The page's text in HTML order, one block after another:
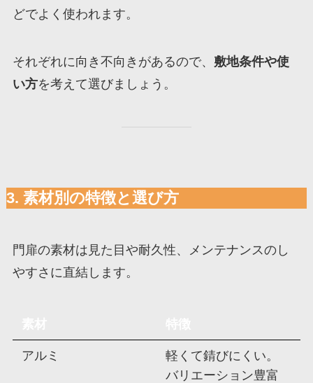
どでよく使われます。
それぞれに向き不向きがあるので、 敷地条件や使
い方を考えて選びましょう。
3. 素材別の特徴と選び方
門扉の素材は見た目や耐久性、メンテナンスのし
やすさに直結します。
アルミ
軽くて錆びにくい。
バリエーション豊富